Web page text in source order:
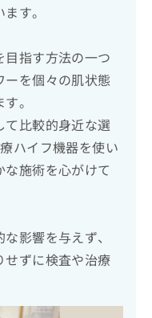
す。
指す方法の一つ
を個々の肌状態
。
て比較的身近な選
ハイフ機器を使い
施術を心がけて
影響を与えず、
せずに検査や治療